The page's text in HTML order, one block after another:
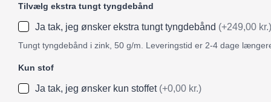
Tilvælg ekstra tungt tyngdebånd
Ja tak, jeg ønsker ekstra tungt tyngdebånd (+249,00 kr.)
Tungt tyngdebånd i zink, 50 g/m. Leveringstid er 2-4 dage
Kun stof
Ja tak, jeg ønsker kun stoffet (+0,00 kr.)